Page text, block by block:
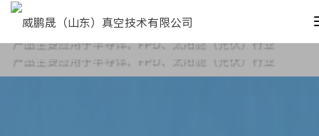
欢迎大家来到VPS真空技术
产品主要应用于半导体、FPD、太阳能（光伏）行业
产品主要应用于半导体、FPD、太阳能（光伏）行业